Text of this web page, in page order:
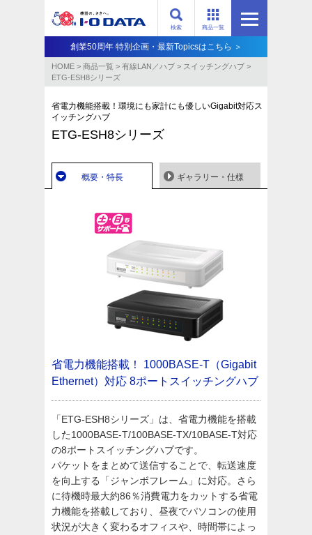
商品一覧
検索
創業50周年 特別企画・最新Topicsはこちら ＞
HOME > 商品一覧 > 有線LAN／ハブ > スイッチングハブ >
ETG-ESH8シリーズ
省電力機能搭載！環境にも家計にも優しいGigabit対応ス
イッチングハブ
ETG-ESH8シリーズ
概要・特長 ギャラリー・仕様
省電力機能搭載！
1000BASE-T（Gigabit
Ethernet）対応 8ポートスイッチングハブ
「ETG-ESH8シリーズ」は、省電力機能を搭載
した1000BASE-T/100BASE-TX/10BASE-T対応
の8ポートスイッチングハブです。
パケットをまとめて送信することで、転送速度
を向上する「ジャンボフレーム」に対応。さら
に待機時最大約86％消費電力をカットする省電
力機能を搭載しており、昼夜でパソコンの使用
状況が大きく変わるオフィスや、時間帯によっ